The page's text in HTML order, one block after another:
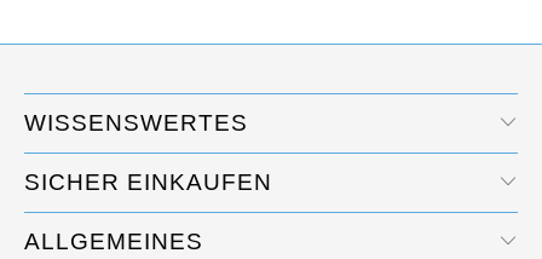
WISSENSWERTES
SICHER EINKAUFEN
ALLGEMEINES